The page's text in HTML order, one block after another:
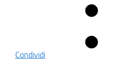
Condividi